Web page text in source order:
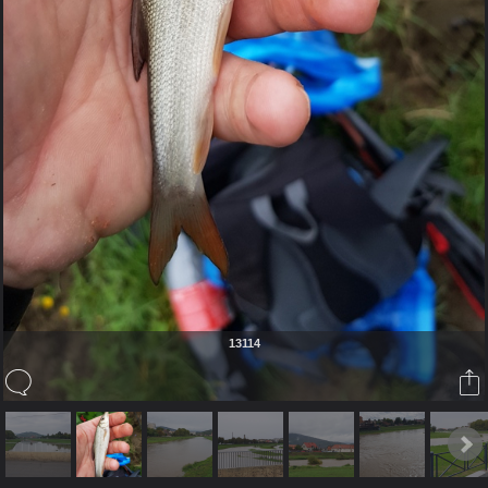
13114